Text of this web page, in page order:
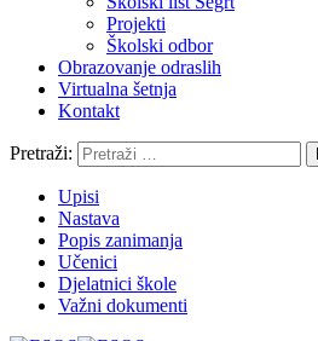
Projekti
Školski odbor
Obrazovanje odraslih
Virtualna šetnja
Kontakt
Pretraži:
Upisi
Nastava
Popis zanimanja
Učenici
Djelatnici škole
Važni dokumenti